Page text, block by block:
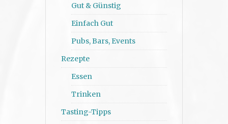
Gut & Günstig
Einfach Gut
Pubs, Bars, Events
Rezepte
Essen
Trinken
Tasting-Tipps